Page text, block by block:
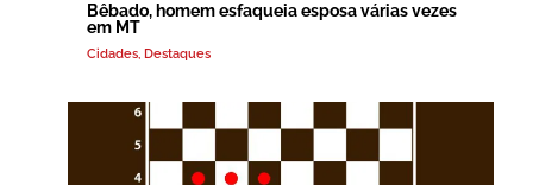
Bêbado, homem esfaqueia esposa várias vezes
em MT
Cidades, Destaques